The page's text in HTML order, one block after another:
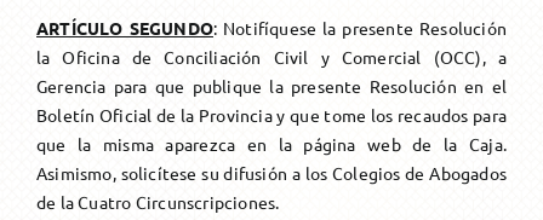
ARTÍCULO SEGUNDO: Notifíquese la presente Resolución
la Oficina de Conciliación Civil y Comercial (OCC), a
Gerencia para que publique la presente Resolución en el
Boletín Oficial de la Provincia y que tome los recaudos para
que la misma aparezca en la página web de la Caja.
Asimismo, solicítese su difusión a los Colegios de Abogados
de la Cuatro Circunscripciones.